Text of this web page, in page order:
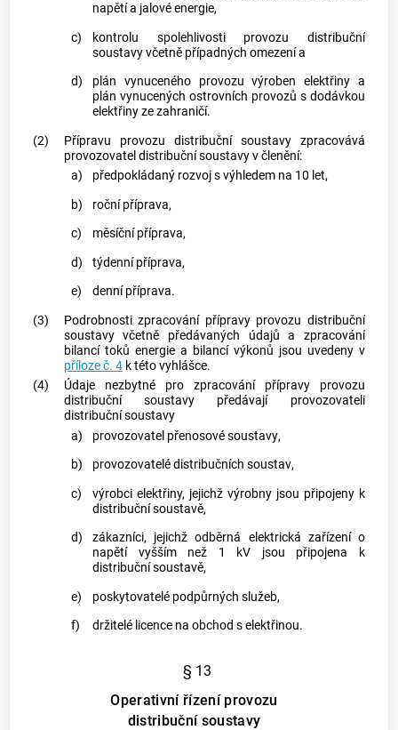
napětí a jalové energie,
c)
kontrolu spolehlivosti provozu distribuční
soustavyvčetně případných omezení a
d)
plán vynuceného provozuvýroben elektřiny a
plán vynucených ostrovních provozů s dodávkou
elektřiny ze zahraničí.
(2)
Přípravu provozu distribuční soustavyzpracovává
provozovatel distribuční soustavyv členění:
a)
předpokládaný rozvoj s výhledem na 10 let,
b)
roční příprava,
c)
měsíční příprava,
d)
týdenní příprava,
e)
denní příprava.
(3)
Podrobnosti zpracování přípravy provozu distribuční
soustavyvčetně předávaných údajů a zpracování
bilancí toků energie a bilancí výkonů jsou uvedeny v
příloze č. 4k této vyhlášce.
(4)
Údaje nezbytné pro zpracování přípravy provozu
distribuční soustavy předávají provozovateli
distribuční soustavy
a)
provozovatel přenosové soustavy,
b)
provozovatelédistribučních soustav,
c)
výrobci elektřiny, jejichž výrobny jsou připojeny k
distribuční soustavě,
d)
zákazníci, jejichž odběrná elektrická zařízení o
napětí vyšším než 1 kV jsou připojena k
distribuční soustavě,
e)
poskytovatelé podpůrných služeb,
f)
držitelé licence na obchod s elektřinou.
§ 13
Operativní řízení provozu
distribuční soustavy